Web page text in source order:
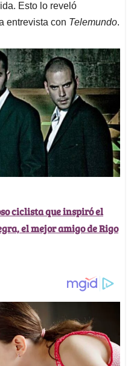
Esto lo reveló
entrevista con Telemundo.
ciclista que inspiró el
el mejor amigo de Rigo